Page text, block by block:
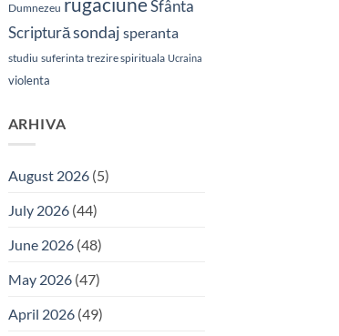
Dumnezeu
Sfânta
Scripturăsondaj speranta
studiu suferinta trezire spirituala Ucraina
violenta
ARHIVA
August 2026(5)
July 2026(44)
June 2026(48)
May 2026(47)
April 2026(49)